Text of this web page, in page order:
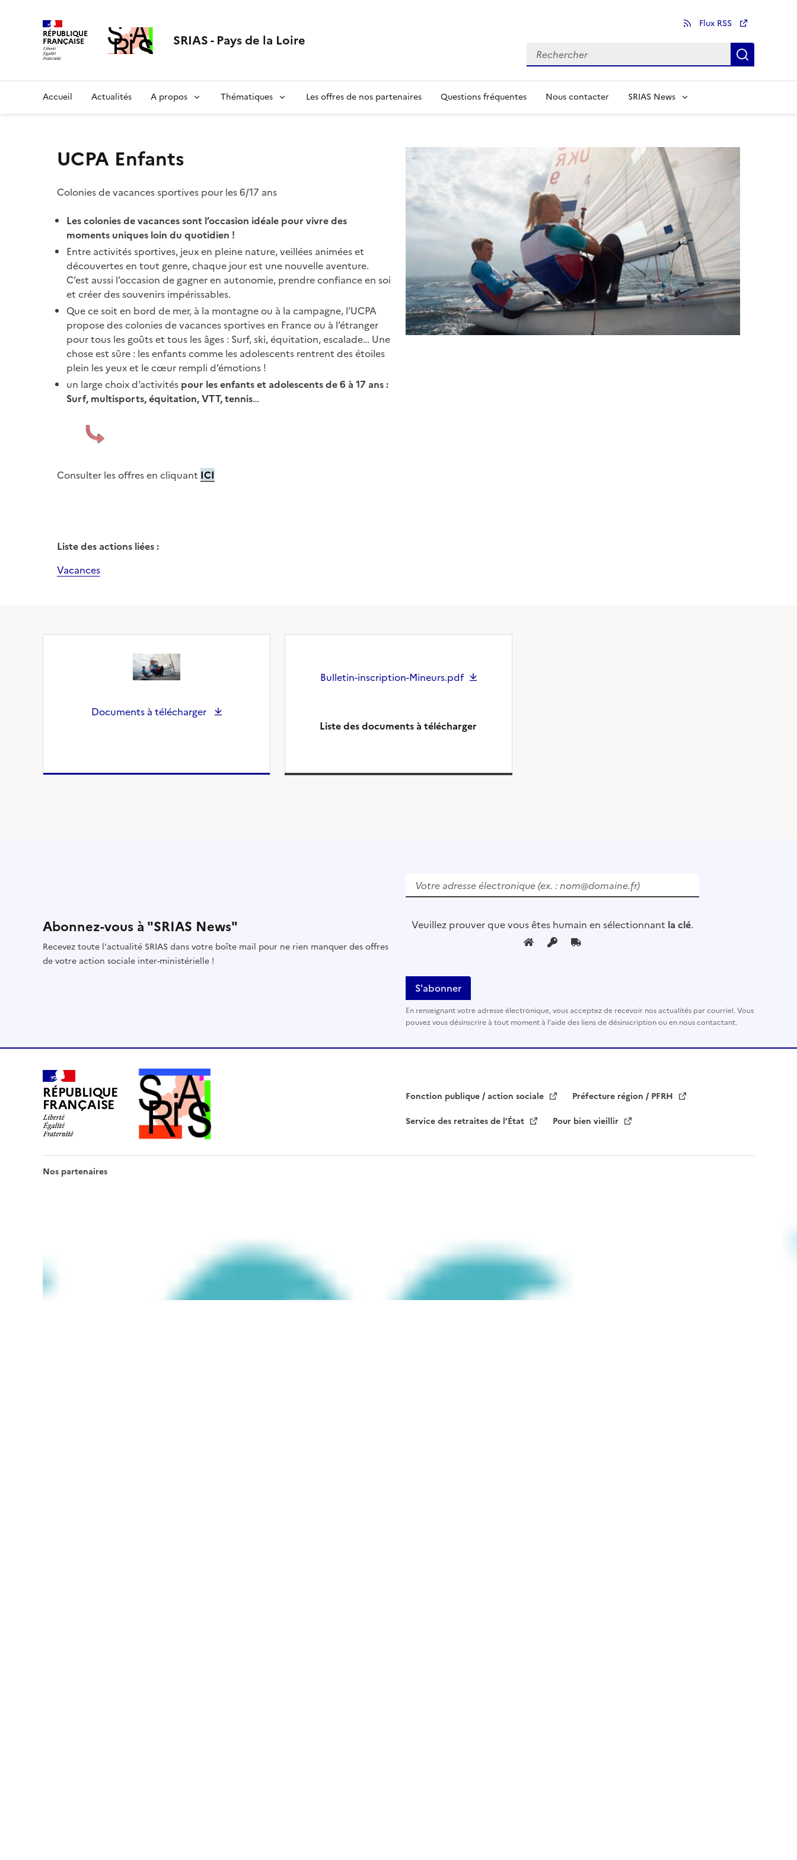
RÉPUBLIQUE
FRANÇAISE SRIAS - Pays de la Loire
Flux RSS
Rechercher
Accueil Actualités A propos Thématiques Les offres de nos partenaires Questions fréquentes Nous contacter SRIAS News
UCPA Enfants
Colonies de vacances sportives pour les 6/17 ans
Les colonies de vacances sont l’occasion idéale pour vivre des
moments uniques loin du quotidien !
Entre activités sportives, jeux en pleine nature, veillées animées et
découvertes en tout genre, chaque jour est une nouvelle aventure.
C’est aussi l’occasion de gagner en autonomie, prendre confiance en soi
et créer des souvenirs impérissables.
Que ce soit en bord de mer, à la montagne ou à la campagne, l’UCPA
propose des colonies de vacances sportives en France ou à l’étranger
pour tous les goûts et tous les âges : Surf, ski, équitation, escalade… Une
chose est sûre : les enfants comme les adolescents rentrent des étoiles
plein les yeux et le cœur rempli d’émotions !
un large choix d’activités pour les enfants et adolescents de 6 à 17 ans :
Surf, multisports, équitation, VTT, tennis…
Consulter les offres en cliquant ICI
Liste des actions liées :
Vacances
Documents à télécharger
Liste des documents à télécharger
Bulletin-inscription-Mineurs.pdf
Abonnez-vous à "SRIAS News"
Recevez toute l'actualité SRIAS dans votre boîte mail pour ne rien manquer des offres
de votre action sociale inter-ministérielle !
u
l
i
s
e
e
h
Veuillez prouver que vous êtes humain en sélectionnant la clé.
En renseignant votre adresse électronique, vous acceptez de recevoir nos actualités par courriel. Vous
pouvez vous désinscrire à tout moment à l’aide des liens de désinscription ou en nous contactant.
RÉPUBLIQUE
FRANÇAISE Fonction publique / action sociale
Préfecture région / PFRH
Service des retraites de l’État
Pour bien vieillir
Nos partenaires